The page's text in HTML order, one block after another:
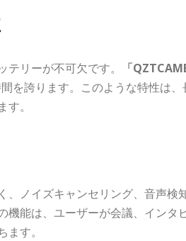
リーが不可欠です。 「
を誇ります。このような特性は
。
ノイズキャンセリング、音声検
能は、ユーザーが会議、インタ
す。